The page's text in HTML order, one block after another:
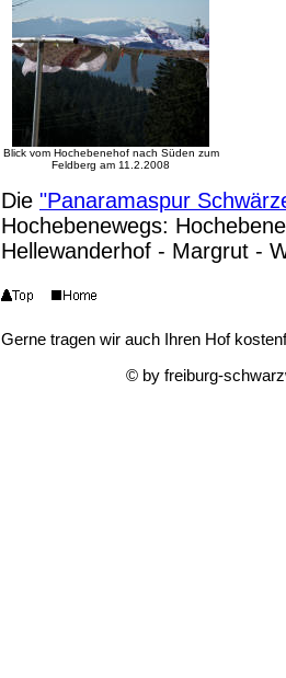
Blick vom Hochebenehof nach Süden zum
Feldberg am 11.2.2008
Die "Panaramaspur
Hochebenewegs:
Hellewanderhof - Margrut -
Gerne tragen wir auch Ihren Hof
© by freiburg-